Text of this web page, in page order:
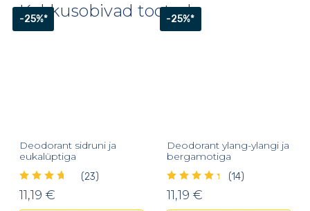
Kokkusobivad tooted
-25%*
Deodorant sidruni ja
eukalüptiga
(23)
11,19 €
-25%*
Deodorant ylang-ylangi ja
bergamotiga
(14)
11,19 €